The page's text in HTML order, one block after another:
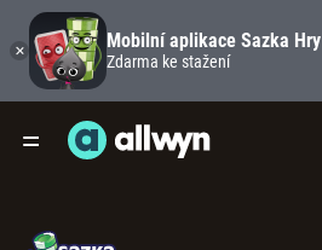
Mobilní aplikace Sazka Hry
Zdarma ke stažení